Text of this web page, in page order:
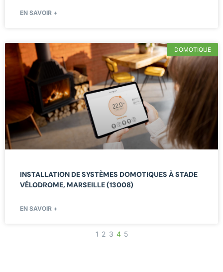
EN SAVOIR +
DOMOTIQUE
INSTALLATION DE SYSTÈMES DOMOTIQUES À STADE
VÉLODROME, MARSEILLE (13008)
EN SAVOIR +
1 2 3 4 5